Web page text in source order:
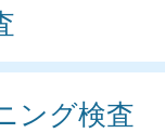
ング検査